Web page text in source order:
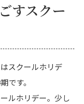
すスクー
スクールホリデ
です。
ルホリデー。少し